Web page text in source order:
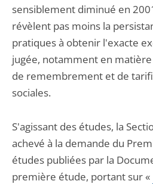
sensiblement diminué en
révèlent pas moins la
pratiques à obtenir l'exacte
jugée, notamment en
de remembrement et de
sociales.
S'agissant des études, la
achevé à la demande du
études publiées par la
première étude, portant sur «